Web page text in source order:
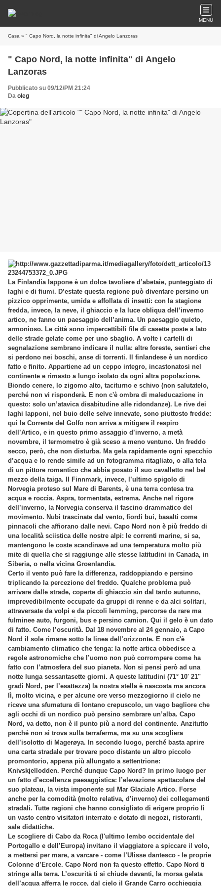
MENU
Casa » " Capo Nord, la notte infinita" di Angelo Lanzoras
" Capo Nord, la notte infinita" di Angelo
Lanzoras
Pubblicato su 09/12/PM 21:24
Da oleg
La Finlandia lappone è un dolce tavoliere d’abetaie, punteggiato di
laghi e di fiumi. D’estate questa regione può diventare persino un
pizzico opprimente, umida e affollata di insetti: con la stagione
fredda, invece, la neve, il ghiaccio e la luce obliqua dell’inverno
artico, ne fanno un paesaggio dell’anima. Un paesaggio quieto,
armonioso. Le città sono impercettibili file di casette poste a lato
delle strade gelate come per uno sbaglio. A volte i cartelli di
segnalazione sembrano indicare il nulla: altre foreste, sentieri che
si perdono nei boschi, anse di torrenti. Il finlandese è un nordico
fatto e finito. Appartiene ad un ceppo integro, incastonatosi nel
continente e rimasto a lungo isolato da ogni altra popolazione.
Biondo cenere, lo zigomo alto, taciturno e schivo (non salutatelo,
perché non vi risponderà. E non c'è ombra di maleducazione in
questo: solo un’atavica disabitudine alle ridondanze). Le rive dei
laghi lapponi, nel buio delle selve innevate, sono piuttosto fredde:
qui la Corrente del Golfo non arriva a mitigare il respiro
dell’Artico, e in questo primo assaggio d’inverno, a metà
novembre, il termometro è già sceso a meno ventuno. Un freddo
secco, però, che non disturba. Ma gela rapidamente ogni specchio
d’acqua e lo rende simile ad un fotogramma ritagliato, o alla tela
di un pittore romantico che abbia posato il suo cavalletto nel bel
mezzo della taiga. Il Finnmark, invece, l’ultimo spigolo di
Norvegia proteso sul Mare di Barents, è una terra contesa tra
acqua e roccia. Aspra, tormentata, estrema. Anche nel rigore
dell’inverno, la Norvegia conserva il fascino drammatico del
movimento. Nubi trascinate dal vento, fiordi bui, basalti come
pinnacoli che affiorano dalle nevi. Capo Nord non è più freddo di
una località sciistica delle nostre alpi: le correnti marine, si sa,
mantengono le coste scandinave ad una temperatura molto più
mite di quella che si raggiunge alle stesse latitudini in Canada, in
Siberia, o nella vicina Groenlandia.
Certo il vento può fare la differenza, raddoppiando e persino
triplicando la percezione del freddo. Qualche problema può
arrivare dalle strade, coperte di ghiaccio sin dal tardo autunno,
imprevedibilmente occupate da gruppi di renne e da alci solitari,
attraversate da volpi e da piccoli lemming, percorse da rare ma
fulminee auto, furgoni, bus e persino camion. Qui il gelo è un dato
di fatto. Come l’oscurità. Dal 18 novembre al 24 gennaio, a Capo
Nord il sole rimane sotto la linea dell’orizzonte. E non c'è
cambiamento climatico che tenga: la notte artica obbedisce a
regole astronomiche che l’uomo non può corrompere come ha
fatto con l’atmosfera del suo pianeta. Non si pensi però ad una
notte lunga sessantasette giorni. A queste latitudini (71° 10' 21"
gradi Nord, per l’esattezza) la nostra stella è nascosta ma ancora
lì, molto vicina, e per alcune ore verso mezzogiorno il cielo ne
riceve una sfumatura di lontano crepuscolo, un vago bagliore che
agli occhi di un nordico può persino sembrare un’alba. Capo
Nord, va detto, non è il punto più a nord del continente. Anzitutto
perché non si trova sulla terraferma, ma su una scogliera
dell’isolotto di Magerøya. In secondo luogo, perché basta aprire
una carta stradale per trovare poco distante un altro piccolo
promontorio, appena più allungato a settentrione:
Knivskjellodden. Perché dunque Capo Nord? In primo luogo per
un fatto d’eccellenza paesaggistica: l’elevazione spettacolare del
suo plateau, la vista imponente sul Mar Glaciale Artico. Forse
anche per la comodità (molto relativa, d’inverno) dei collegamenti
stradali. Tutte ragioni che hanno consigliato di erigere proprio lì
un vasto centro visitatori interrato e dotato di negozi, ristoranti,
sale didattiche.
Le scogliere di Cabo da Roca (l'ultimo lembo occidentale del
Portogallo e dell’Europa) invitano il viaggiatore a spiccare il volo,
a mettersi per mare, a varcare - come l’Ulisse dantesco - le proprie
Colonne d’Ercole. Capo Nord non fa questo effetto. Capo Nord ti
stringe alla terra. L’oscurità ti si chiude davanti, la morsa gelata
dell’acqua afferra le rocce, dal cielo il Grande Carro occhieggia